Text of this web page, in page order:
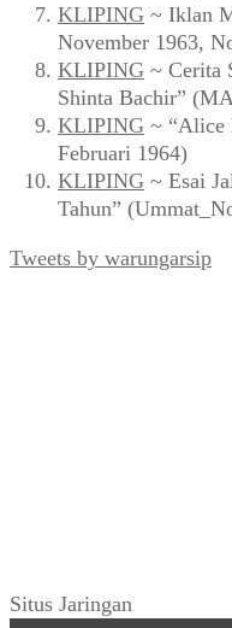
KLIPING ~ Iklan
November 1963,
KLIPING ~ Cerita
Shinta Bachir”
KLIPING ~ “Alice
Februari 1964)
KLIPING ~ Esai
Tahun”
Tweets by warungarsip
Situs Jaringan